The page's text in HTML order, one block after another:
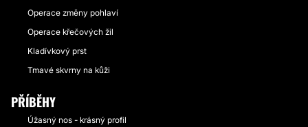
Operace změny pohlaví
Operace křečových žil
Kladívkový prst
Tmavé skvrny na kůži
PŘÍBĚHY
Úžasný nos - krásný profil